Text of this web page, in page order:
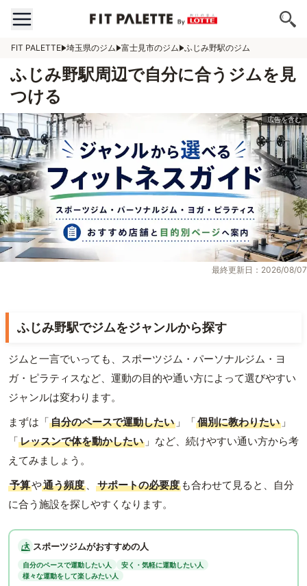
FIT PALETTE 埼玉県のジム 富士見市のジム ふじみ野駅のジム
ふじみ野駅周辺で自分に合うジムを見
つける
最終更新日：2026/08/07
ふじみ野駅でジムをジャンルから探す
ジムと一言でいっても、スポーツジム・パーソナルジム・ヨ
ガ・ピラティスなど、運動の目的や通い方によって選びやすい
ジャンルは変わります。
まずは「自分のペースで運動したい 」「個別に教わりたい 」
「レッスンで体を動かしたい 」など、続けやすい通い方から考
えてみましょう。
予算や通う頻度 、 サポートの必要度 も合わせて見ると、自分
に合う施設を探しやすくなります。
スポーツジムがおすすめの人
自分のペースで運動したい人
安く・気軽に運動したい人
様々な運動をして楽しみたい人